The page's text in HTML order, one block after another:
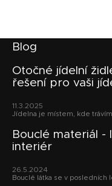
Blog
Otočné jídelní
řešení pro vaši
11.3.2025
Jídelna je místem, kde
Bouclé materiál -
interiér
26.5.2024
Bouclé látka se v posledních